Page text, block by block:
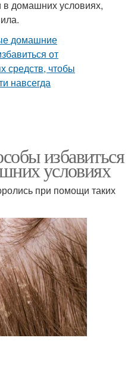
в домашних условиях,
избавиться
условиях
при помощи таких